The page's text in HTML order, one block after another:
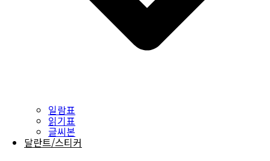
일람표
읽기표
글씨본
달란트/스티커